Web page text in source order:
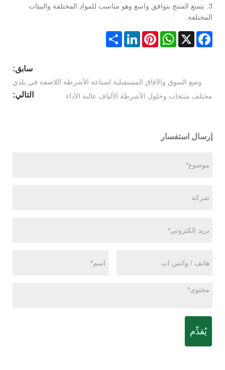
3. يتمتع المنتج بتوافق واسع وهو مناسب للمواد المختلفة والبيئات
المختلفة.
Facebook
X
WhatsApp
Pinterest
LinkedIn
Share
سابق:
وضع السوق والآفاق المستقبلية لصناعة الأشرطة اللاصقة في بلدي
التالي: مختلف منتجات وحلول الأشرطة الألياف عالية الأداء
إرسال استفسار
يُقدِّم